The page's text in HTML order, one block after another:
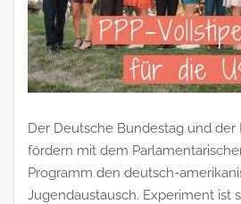
Der Deutsche Bundestag und der
fördern mit dem
Programm den deutsch-
Jugendaustausch. Experiment ist